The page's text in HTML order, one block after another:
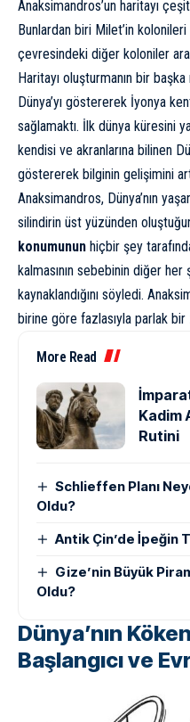
Anaksimandros’un haritayı
Bunlardan biri Milet’in
çevresindeki diğer koloniler
Haritayı oluşturmanın bir
Dünya’yı göstererek İyonya
sağlamaktı. İlk dünya küresini
kendisi ve akranlarına bilinen
göstererek bilginin gelişimini
Anaksimandros, Dünya’nın
silindirin üst yüzünden
konumunun hiçbir şey
kalmasının sebebinin diğer
kaynaklandığını söyledi.
birine göre fazlasıyla parlak bir
More Read
Kadim
Rutini
Schlieffen Planı
Oldu?
Antik Çin’de İpeğin
Gize’nin Büyük
Oldu?
Dünya’nın
Başlangıcı ve